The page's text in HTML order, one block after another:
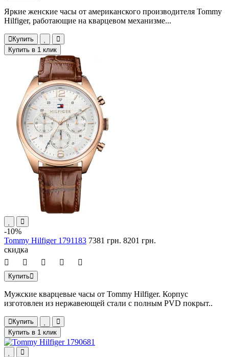
Яркие женские часы от американского производителя Tommy
Hilfiger, работающие на кварцевом механизме...
Купить
Купить в 1 клик
-10%
Tommy Hilfiger 1791183 7381 грн. 8201 грн.
скидка
Купить
Мужские кварцевые часы от Tommy Hilfiger. Корпус
изготовлен из нержавеющей стали с полным PVD покрыт..
Купить
Купить в 1 клик